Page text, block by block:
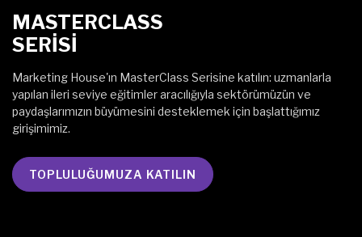
MASTERCLASS
SERİSİ
Marketing House'ın MasterClass Serisine katılın: uzmanlarla
yapılan ileri seviye eğitimler aracılığıyla sektörümüzün ve
paydaşlarımızın büyümesini desteklemek için başlattığımız
girişimimiz.
TOPLULUĞUMUZA KATILIN